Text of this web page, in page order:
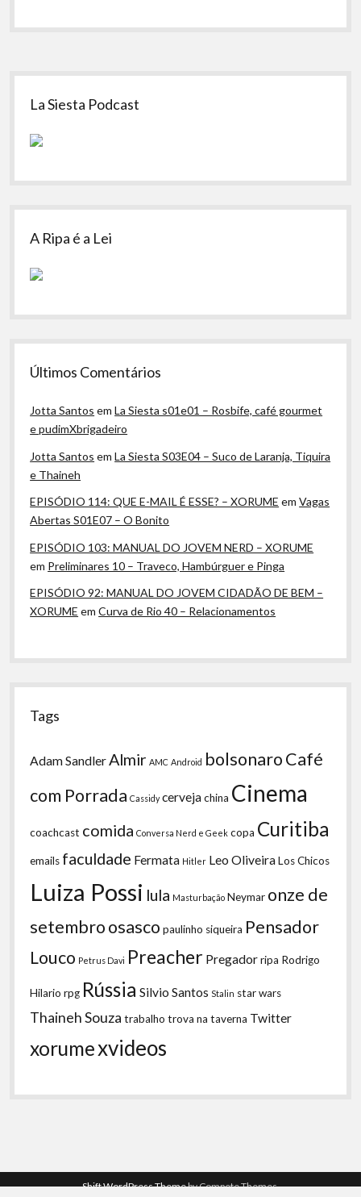
Sidebar
La Siesta Podcast
A Ripa é a Lei
Últimos Comentários
Jotta Santos emLa Siesta s01e01 – Rosbife, café gourmet
e pudimXbrigadeiro
Jotta Santos emLa Siesta S03E04 – Suco de Laranja, Tiquira
e Thaineh
EPISÓDIO 114: QUE E-MAIL É ESSE? – XORUME emVagas
Abertas S01E07 – O Bonito
EPISÓDIO 103: MANUAL DO JOVEM NERD – XORUME
em Preliminares 10 – Traveco, Hambúrguer e Pinga
EPISÓDIO 92: MANUAL DO JOVEM CIDADÃO DE BEM –
XORUME emCurva de Rio 40 – Relacionamentos
Tags
Adam Sandler Almir AMC Android bolsonaroCafé
com Porrada Cassidy cervejachina Cinema
coachcast comida Conversa Nerd e Geek copa Curitiba
emails faculdade Fermata Hitler Leo OliveiraLos Chicos
Luiza Possi lula Masturbação Neymar onze de
setembroosasco paulinho siqueira Pensador
Louco Petrus Davi Preacher Pregadorripa Rodrigo
Hilario rpg Rússia Silvio Santos Stalin star wars
Thaineh Souza trabalho trova na taverna Twitter
xorumexvideos
Shift WordPress Themeby Compete Themes.